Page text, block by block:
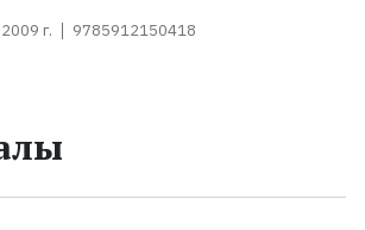
2009 г. 9785912150418